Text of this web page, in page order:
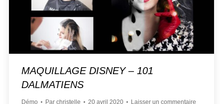
MAQUILLAGE DISNEY – 101
DALMATIENS
Démo Par christelle 20 avril 2020 Laisser un commentaire